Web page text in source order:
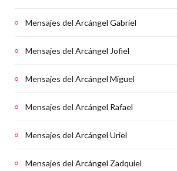
Mensajes del Arcángel Gabriel
Mensajes del Arcángel Jofiel
Mensajes del Arcángel Miguel
Mensajes del Arcángel Rafael
Mensajes del Arcángel Uriel
Mensajes del Arcángel Zadquiel